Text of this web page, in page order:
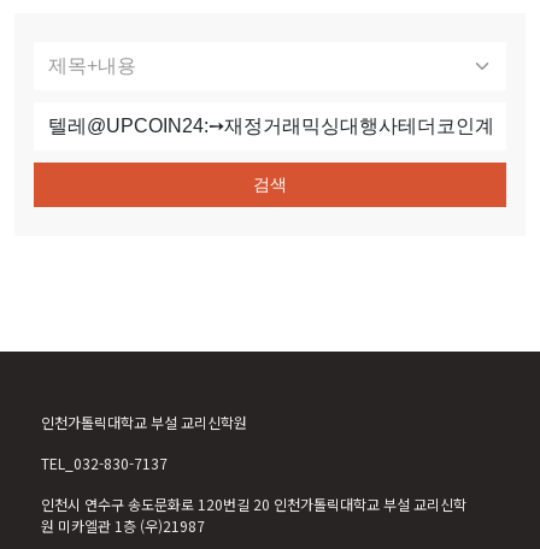
검색
인천가톨릭대학교 부설 교리신학원
TEL_032-830-7137
인천시 연수구 송도문화로 120번길 20 인천가톨릭대학교 부설 교리신학
원 미카엘관 1층 (우)21987